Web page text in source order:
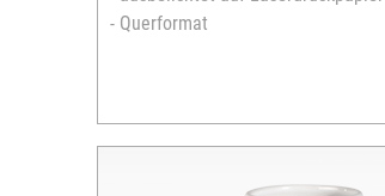
- Querformat